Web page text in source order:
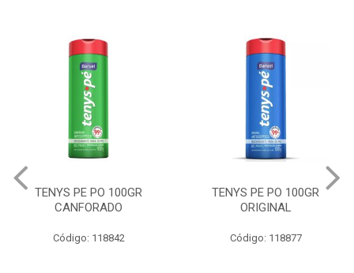
TENYS PE PO 100GR
CANFORADO
Código: 118842
TENYS PE PO 100GR
ORIGINAL
Código: 118877